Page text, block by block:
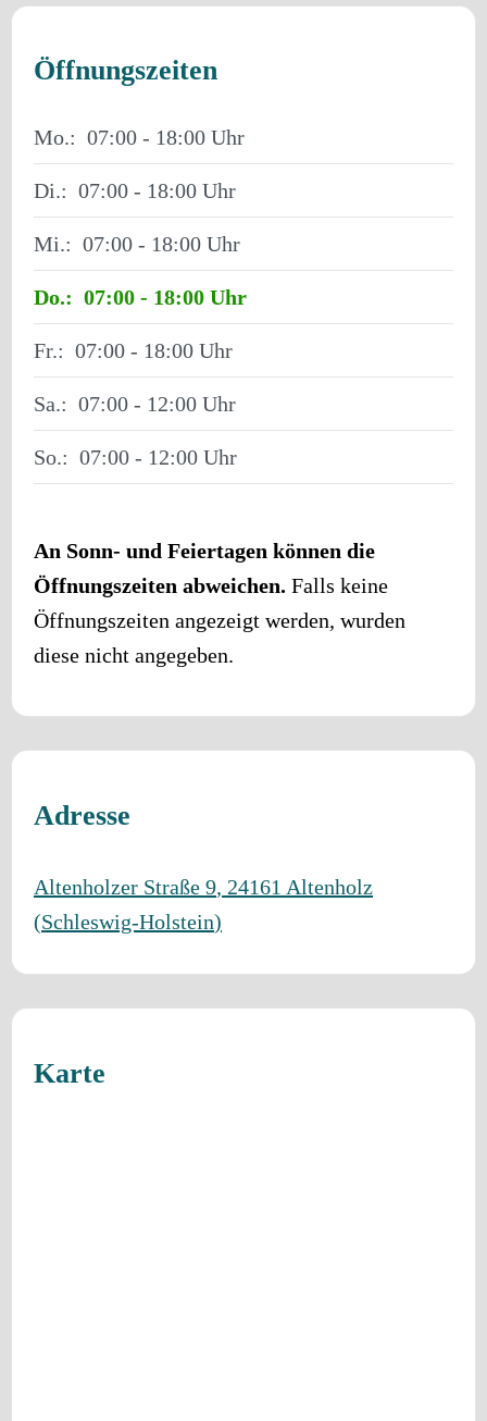
Öffnungszeiten
Mo.: 07:00 - 18:00
Di.: 07:00 - 18:00
Mi.: 07:00 - 18:00
Do.: 07:00 - 18:00
Fr.: 07:00 - 18:00
Sa.: 07:00 - 12:00
So.: 07:00 - 12:00
An Sonn- und Feiertagen können die
Öffnungszeiten abweichen. Falls keine
Öffnungszeiten angezeigt werden, wurden
diese nicht angegeben.
Adresse
Altenholzer Straße 9, 24161 Altenholz
(Schleswig-Holstein)
Karte